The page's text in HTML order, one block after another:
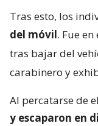
Tras esto, los
del móvil. Fue
tras bajar del
carabinero y
Al percatarse de
y escaparon en